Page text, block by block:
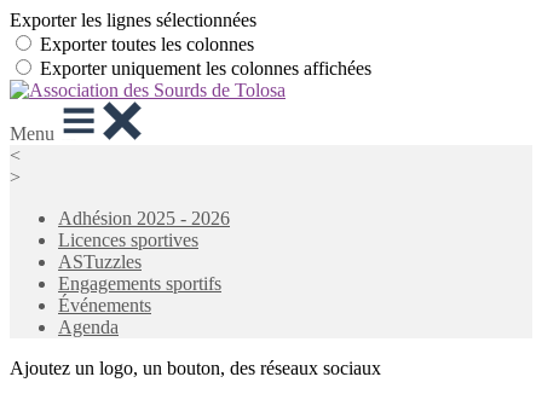
Exporter les lignes sélectionnées
Exporter toutes les colonnes
Exporter uniquement les colonnes affichées
Menu
<
>
Adhésion 2025 - 2026
Licences sportives
ASTuzzles
Engagements sportifs
Événements
Agenda
Ajoutez un logo, un bouton, des réseaux sociaux